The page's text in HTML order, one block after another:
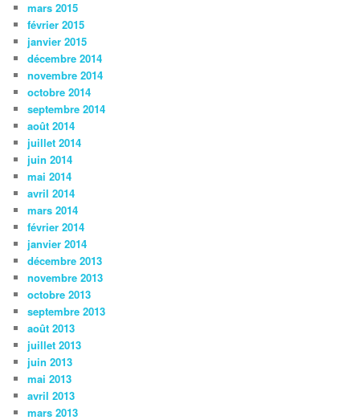
mars 2015
février 2015
janvier 2015
décembre 2014
novembre 2014
octobre 2014
septembre 2014
août 2014
juillet 2014
juin 2014
mai 2014
avril 2014
mars 2014
février 2014
janvier 2014
décembre 2013
novembre 2013
octobre 2013
septembre 2013
août 2013
juillet 2013
juin 2013
mai 2013
avril 2013
mars 2013